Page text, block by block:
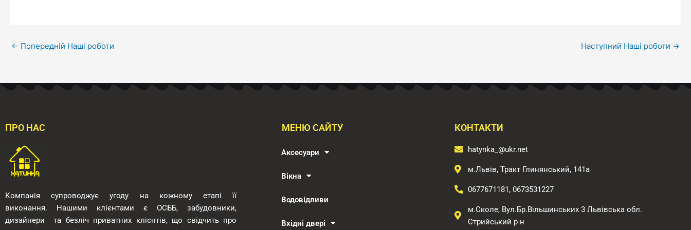
← Попередній Наші роботи Наступний Наші роботи →
ПРО НАС
Компанія супроводжує угоду на кожному етапі її
виконання. Нашими клієнтами є ОСББ, забудовники,
дизайнери
та безліч приватних клієнтів, що свідчить про
МЕНЮ САЙТУ
Аксесуари
Вікна
Водовідливи
Вхідні двері
КОНТАКТИ
hatynka_@ukr.net
м.Львів, Тракт Глинянський, 141а
0677671181, 0673531227
м.Сколе, Вул.Бр.Вільшинських 3 Львівська обл.
Стрийський р-н​